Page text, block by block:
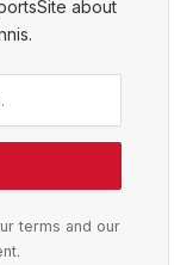
about
terms and our